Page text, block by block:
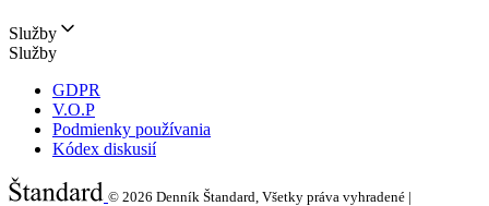
Služby
Služby
GDPR
V.O.P
Podmienky používania
Kódex diskusií
© 2026 Denník Štandard, Všetky práva vyhradené |